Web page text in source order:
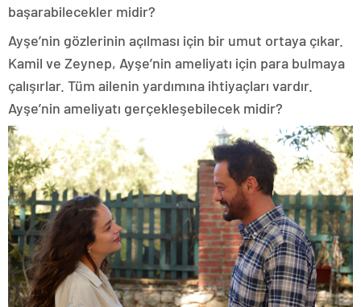
başarabilecekler midir?
Ayşe’nin gözlerinin açılması için bir umut ortaya çıkar.
Kamil ve Zeynep, Ayşe’nin ameliyatı için para bulmaya
çalışırlar. Tüm ailenin yardımına ihtiyaçları vardır.
Ayşe’nin ameliyatı gerçekleşebilecek midir?